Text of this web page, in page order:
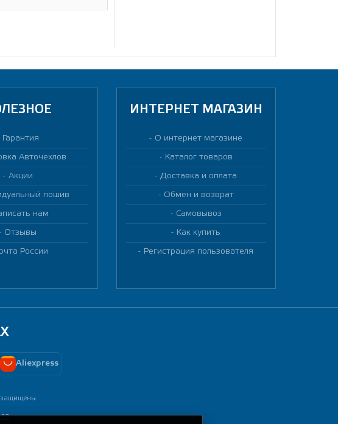
Гарантия
Авточехлов
Акции
пошив
нам
Отзывы
России
ИНТЕРНЕТ МАГАЗИН
О интернет магазине
Каталог товаров
Доставка и оплата
Обмен и возврат
Самовывоз
Как купить
Регистрация пользователя
Aliexpress